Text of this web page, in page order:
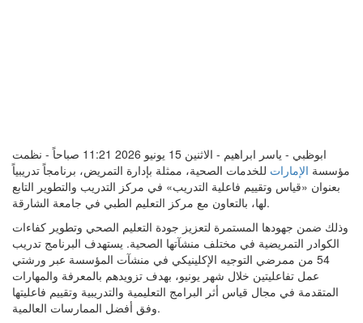
ابوظبي - ياسر ابراهيم - الاثنين 15 يونيو 2026 11:21 صباحاً - نظمت
مؤسسة الإمارات للخدمات الصحية، ممثلة بإدارة التمريض، برنامجاً تدريبياً
بعنوان «قياس وتقييم فاعلية التدريب» في مركز التدريب والتطوير التابع
لها، بالتعاون مع مركز التعليم الطبي في جامعة الشارقة.
وذلك ضمن جهودها المستمرة لتعزيز جودة التعليم الصحي وتطوير كفاءات
الكوادر التمريضية في مختلف منشآتها الصحية. يستهدف البرنامج تدريب
54 من ممرضي التوجيه الإكلينيكي في منشآت المؤسسة عبر ورشتي
عمل تفاعليتين خلال شهر يونيو، بهدف تزويدهم بالمعرفة والمهارات
المتقدمة في مجال قياس أثر البرامج التعليمية والتدريبية وتقييم فاعليتها
وفق أفضل الممارسات العالمية.